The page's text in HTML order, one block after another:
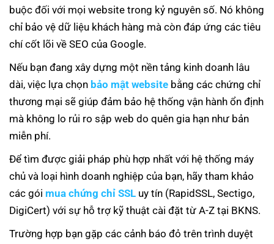
buộc đối với mọi website trong kỷ nguyên số. Nó không
chỉ bảo vệ dữ liệu khách hàng mà còn đáp ứng các tiêu
chí cốt lõi về SEO của Google.
Nếu bạn đang xây dựng một nền tảng kinh doanh lâu
dài, việc lựa chọn bảo mật website bằng các chứng chỉ
thương mại sẽ giúp đảm bảo hệ thống vận hành ổn định
mà không lo rủi ro sập web do quên gia hạn như bản
miễn phí.
Để tìm được giải pháp phù hợp nhất với hệ thống máy
chủ và loại hình doanh nghiệp của bạn, hãy tham khảo
các gói mua chứng chỉ SSL uy tín (RapidSSL, Sectigo,
DigiCert) với sự hỗ trợ kỹ thuật cài đặt từ A-Z tại BKNS.
Trường hợp bạn gặp các cảnh báo đỏ trên trình duyệt